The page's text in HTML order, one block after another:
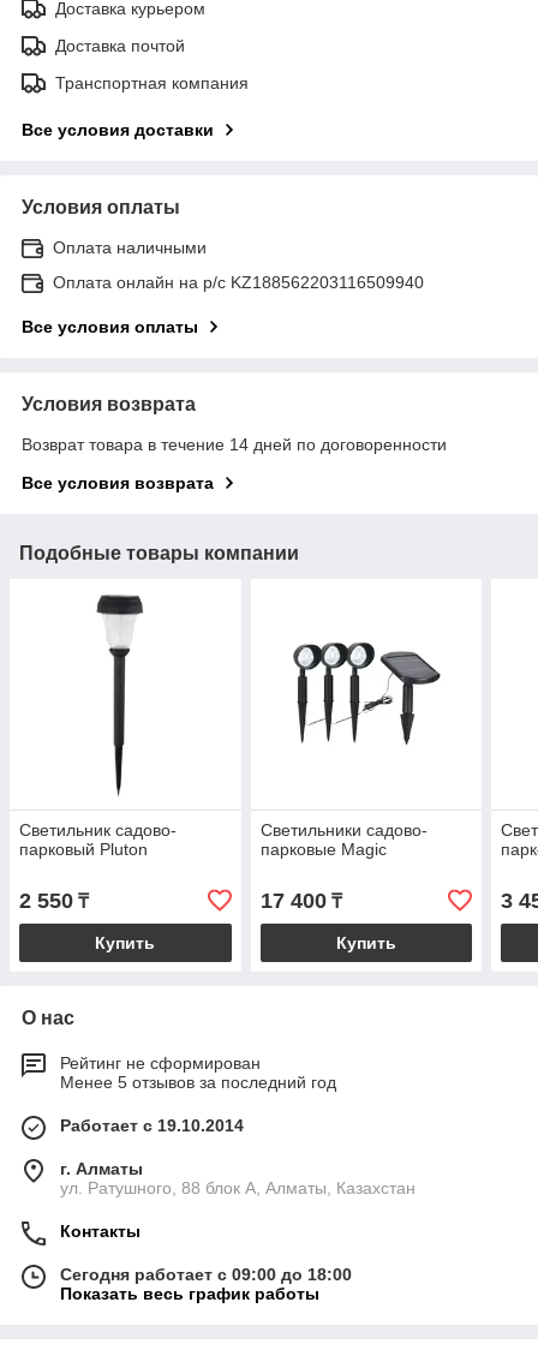
Доставка курьером
Доставка почтой
Транспортная компания
Все условия доставки
Условия оплаты
Оплата наличными
Оплата онлайн на р/с KZ188562203116509940
Все условия оплаты
Условия возврата
Возврат товара в течение 14 дней по договоренности
Все условия возврата
Подобные товары компании
Светильник садово-
парковый Pluton
2 550 ₸
Купить
Светильники садово-
парковые Magic
17 400₸
Купить
3
О нас
Рейтинг не сформирован
Менее 5 отзывов за последний год
Работает с 19.10.2014
г. Алматы
ул. Ратушного, 88 блок A, Алматы, Казахстан
Контакты
Сегодня работает с 09:00 до 18:00
Показать весь график работы